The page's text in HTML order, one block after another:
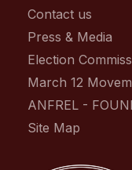
Contact us
Press & Media
Election
March 12
ANFREL -
Site Map